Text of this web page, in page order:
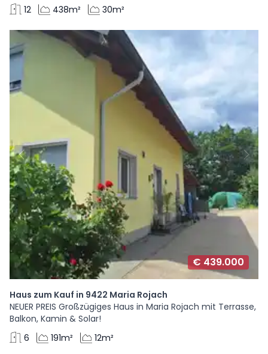
12
438m² 30m²
€ 439.000
Haus zum Kauf in 9422 Maria Rojach
NEUER PREIS Großzügiges Haus in Maria Rojach mit Terrasse,
Balkon, Kamin & Solar!
6
191m² 12m²